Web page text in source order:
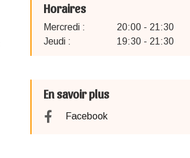
Horaires
Mercredi :
20:00 - 21:30
Jeudi :
19:30 - 21:30
En savoir plus
Facebook